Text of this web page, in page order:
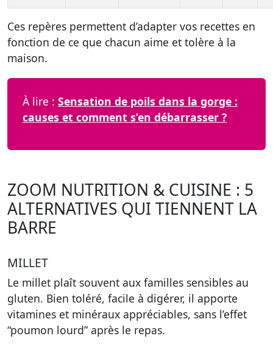
Ces repères permettent d’adapter vos recettes en
fonction de ce que chacun aime et tolère à la
maison.
À lire : Sensation de poils dans la gorge :
causes et comment s’en débarrasser ?
ZOOM NUTRITION & CUISINE : 5
ALTERNATIVES QUI TIENNENT LA
BARRE
MILLET
Le millet plaît souvent aux familles sensibles au
gluten. Bien toléré, facile à digérer, il apporte
vitamines et minéraux appréciables, sans l’effet
“poumon lourd” après le repas.